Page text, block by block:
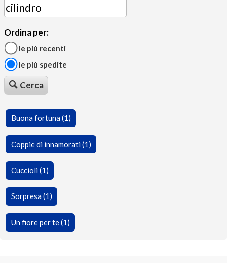
Ordina per:
le più recenti
le più spedite
Cerca
Buona fortuna (1)
Coppie di innamorati (1)
Cuccioli (1)
Sorpresa (1)
Un fiore per te (1)